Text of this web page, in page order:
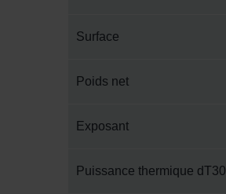
Surface
Poids net
Exposant
Puissance thermique dT30